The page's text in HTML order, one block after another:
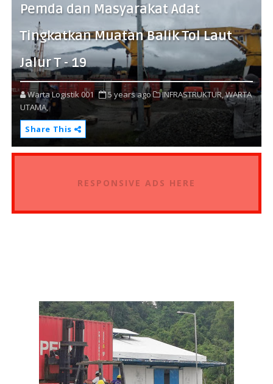
Pemda dan Masyarakat Adat
Tingkatkan Muatan Balik Tol Laut
Jalur T - 19
Warta Logistik 001 5 years ago INFRASTRUKTUR, WARTA
UTAMA,
Share This
RESPONSIVE ADS HERE